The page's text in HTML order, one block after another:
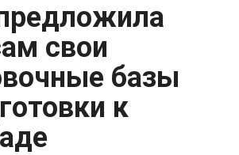
свои
базы
к